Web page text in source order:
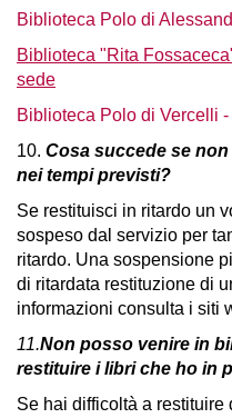
Biblioteca Polo di
Biblioteca "Rita
sede
Biblioteca Polo di Vercelli
10. Cosa succede se
nei tempi previsti?
Se restituisci in ritardo un
sospeso dal servizio per
ritardo. Una sospensione
di ritardata restituzione di
informazioni consulta i siti
11.Non posso venire in
restituire i libri che ho in
Se hai difficoltà a restituire